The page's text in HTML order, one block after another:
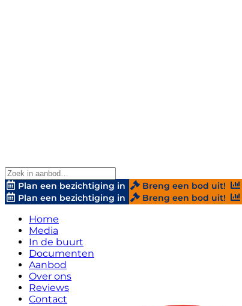
Plan een bezichtiging in Breng een bod uit!
Plan een bezichtiging in
Breng een bod uit!
Home
Media
In de buurt
Documenten
Aanbod
Over ons
Reviews
Contact